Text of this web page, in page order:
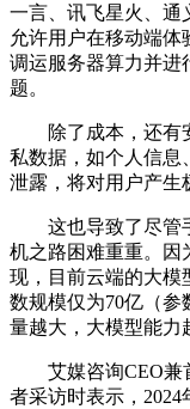
一言、讯飞星火、通
允许用户在移动端
调运服务器算力并进
题。
除了成本，还有安
私数据，如个人信息
泄露，将对用户产生
这也导致了尽管手
机之路困难重重。因
现，目前云端的大模
数规模仅为70亿（参
量越大，大模型能力
艾媒咨询CEO兼
者采访时表示，